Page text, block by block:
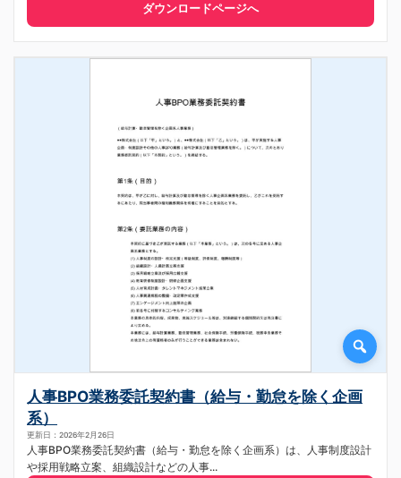
ダウンロードページへ
人事BPO業務委託契約書（給与・勤怠を除く企画
系）
更新日：2026年2月26日
人事BPO業務委託契約書（給与・勤怠を除く企画系）は、人事制度設計
や採用戦略立案、組織設計などの人事...